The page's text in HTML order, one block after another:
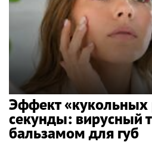
Эффект «кукольных
секунды: вирусный
бальзамом для губ